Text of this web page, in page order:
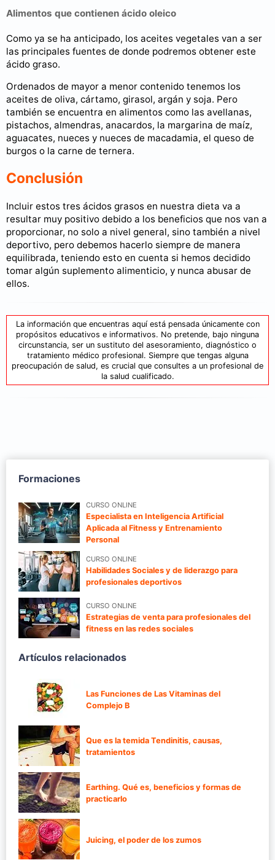
Alimentos que contienen ácido oleico
Como ya se ha anticipado, los aceites vegetales van a ser
las principales fuentes de donde podremos obtener este
ácido graso.
Ordenados de mayor a menor contenido tenemos los
aceites de oliva, cártamo, girasol, argán y soja. Pero
también se encuentra en alimentos como las avellanas,
pistachos, almendras, anacardos, la margarina de maíz,
aguacates, nueces y nueces de macadamia, el queso de
burgos o la carne de ternera.
Conclusión
Incluir estos tres ácidos grasos en nuestra dieta va a
resultar muy positivo debido a los beneficios que nos van a
proporcionar, no solo a nivel general, sino también a nivel
deportivo, pero debemos hacerlo siempre de manera
equilibrada, teniendo esto en cuenta si hemos decidido
tomar algún suplemento alimenticio, y nunca abusar de
ellos.
La información que encuentras aquí está pensada únicamente con
propósitos educativos e informativos. No pretende, bajo ninguna
circunstancia, ser un sustituto del asesoramiento, diagnóstico o
tratamiento médico profesional. Siempre que tengas alguna
preocupación de salud, es crucial que consultes a un profesional de
la salud cualificado.
Formaciones
CURSO ONLINE
Especialista en Inteligencia Artificial
Aplicada al Fitness y Entrenamiento
Personal
CURSO ONLINE
Habilidades Sociales y de liderazgo para
profesionales deportivos
CURSO ONLINE
Estrategias de venta para profesionales del
fitness en las redes sociales
Artículos relacionados
Las Funciones de Las Vitaminas del
Complejo B
Que es la temida Tendinitis, causas,
tratamientos
Earthing. Qué es, beneficios y formas de
practicarlo
Juicing, el poder de los zumos